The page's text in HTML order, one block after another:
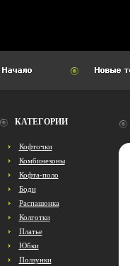
КАТЕГОРИИ
Кофточки
Комбинезоны
Кофта-поло
Боди
Распашонка
Колготки
Платье
Юбки
Ползунки